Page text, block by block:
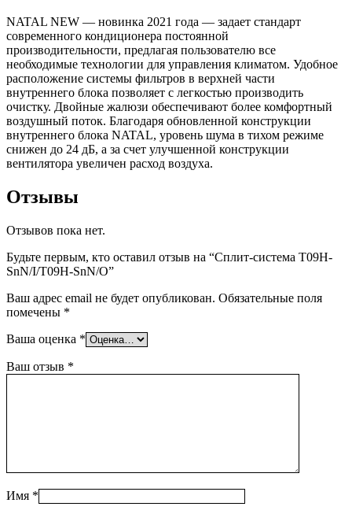
NATAL NEW — новинка 2021 года — задает стандарт
современного кондиционера постоянной
производительности, предлагая пользователю все
необходимые технологии для управления климатом. Удобное
расположение системы фильтров в верхней части
внутреннего блока позволяет с легкостью производить
очистку. Двойные жалюзи обеспечивают более комфортный
воздушный поток. Благодаря обновленной конструкции
внутреннего блока NATAL, уровень шума в тихом режиме
снижен до 24 дБ, а за счет улучшенной конструкции
вентилятора увеличен расход воздуха.
Отзывы
Отзывов пока нет.
Будьте первым, кто оставил отзыв на “Сплит-система T09H-
SnN/I/T09H-SnN/O”
Ваш адрес email не будет опубликован. Обязательные поля
помечены *
Ваша оценка *
Ваш отзыв *
Имя *